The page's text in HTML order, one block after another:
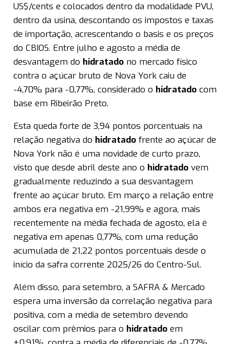
US$/cents e colocados dentro da modalidade PVU,
dentro da usina, descontando os impostos e taxas
de importação, acrescentando o basis e os preços
do CBIOS. Entre julho e agosto a média de
desvantagem do hidratado no mercado físico
contra o açúcar bruto de Nova York caiu de
-4,70% para -0,77%, considerado o hidratado com
base em Ribeirão Preto.
Esta queda forte de 3,94 pontos porcentuais na
relação negativa do hidratado frente ao açúcar de
Nova York não é uma novidade de curto prazo,
visto que desde abril deste ano o hidratado vem
gradualmente reduzindo a sua desvantagem
frente ao açúcar bruto. Em março a relação entre
ambos era negativa em -21,99% e agora, mais
recentemente na média fechada de agosto, ela é
negativa em apenas 0,77%, com uma redução
acumulada de 21,22 pontos porcentuais desde o
início da safra corrente 2025/26 do Centro-Sul.
Além disso, para setembro, a SAFRA & Mercado
espera uma inversão da correlação negativa para
positiva, com a média de setembro devendo
oscilar com prêmios para o hidratado em